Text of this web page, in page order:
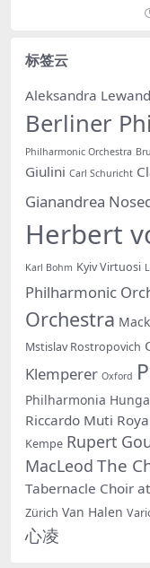
标签云
Aleksandra
Berliner
Philharmonic Orchestra
Giulini Carl Schuricht
Gianandrea
Herbert
Karl Bohm Kyiv Virtuosi
Philharmonic
Orchestra
Mstislav Rostropovich
Klemperer Oxford
Philharmonia
Riccardo Muti
Kempe Rupert
MacLeod The
Tabernacle Choir
Zürich Van Halen
心凌